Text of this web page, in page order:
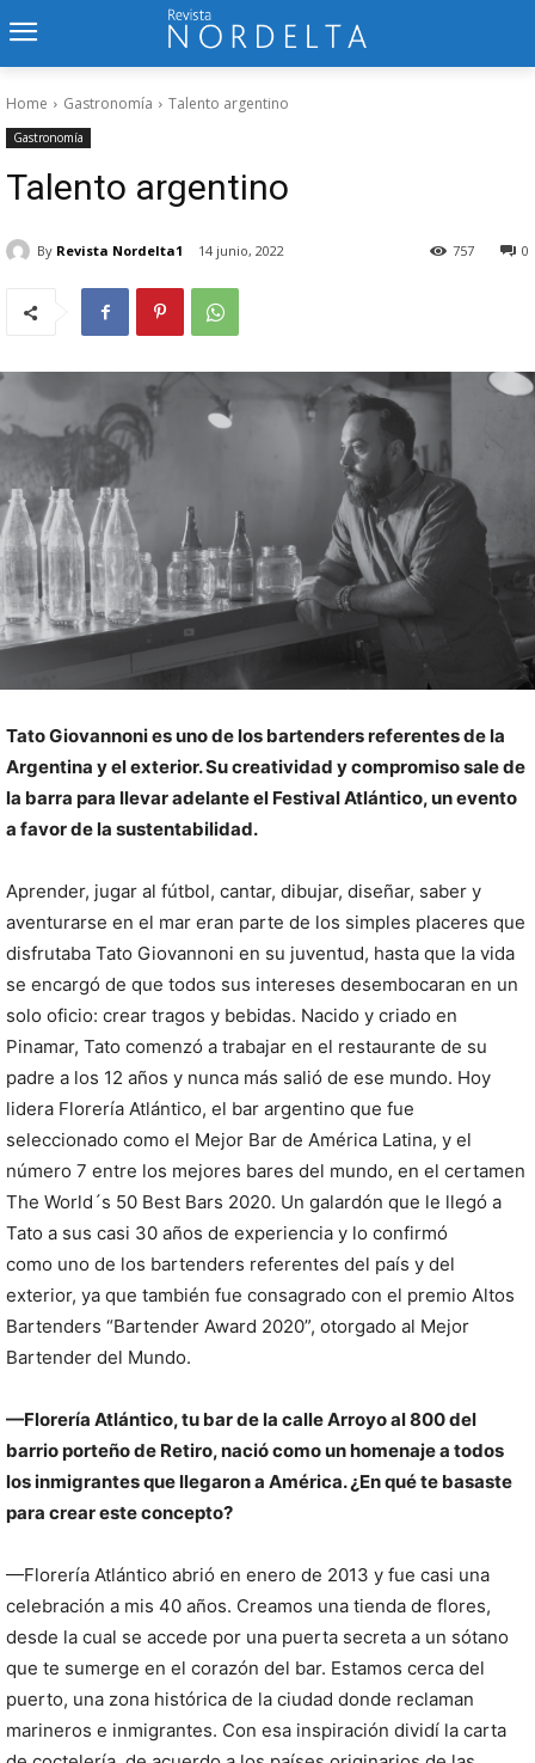
Home Gastronomía Talento argentino
Gastronomía
Talento argentino
By Revista Nordelta1 14 junio, 2022 0
757
Tato Giovannoni es uno de los bartenders referentes de la
Argentina y el exterior. Su creatividad y compromiso sale de
la barra para llevar adelante el Festival Atlántico, un evento
a favor de la sustentabilidad.
Aprender, jugar al fútbol, cantar, dibujar, diseñar, saber y
aventurarse en el mar eran parte de los simples placeres que
disfrutaba Tato Giovannoni en su juventud, hasta que la vida
se encargó de que todos sus intereses desembocaran en un
solo oficio: crear tragos y bebidas. Nacido y criado en
Pinamar, Tato comenzó a trabajar en el restaurante de su
padre a los 12 años y nunca más salió de ese mundo. Hoy
lidera Florería Atlántico, el bar argentino que fue
seleccionado como el Mejor Bar de América Latina, y el
número 7 entre los mejores bares del mundo, en el certamen
The World´s 50 Best Bars 2020. Un galardón que le llegó a
Tato a sus casi 30 años de experiencia y lo confirmó
como uno de los bartenders referentes del país y del
exterior, ya que también fue consagrado con el premio Altos
Bartenders “Bartender Award 2020”, otorgado al Mejor
Bartender del Mundo.
—Florería Atlántico, tu bar de la calle Arroyo al 800 del
barrio porteño de Retiro, nació como un homenaje a todos
los inmigrantes que llegaron a América. ¿En qué te basaste
para crear este concepto?
—Florería Atlántico abrió en enero de 2013 y fue casi una
celebración a mis 40 años. Creamos una tienda de flores,
desde la cual se accede por una puerta secreta a un sótano
que te sumerge en el corazón del bar. Estamos cerca del
puerto, una zona histórica de la ciudad donde reclaman
marineros e inmigrantes. Con esa inspiración dividí la carta